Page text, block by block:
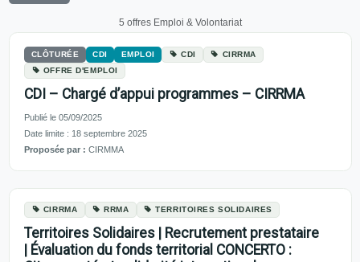
5 offres Emploi & Volontariat
CLÔTURÉE CDI EMPLOI CDI
CIRRMA
OFFRE D'EMPLOI
CDI – Chargé d’appui programmes – CIRRMA
Publié le 05/09/2025
Date limite : 18 septembre 2025
Proposée par : CIRMMA
CIRRMA RRMA TERRITOIRES SOLIDAIRES
Territoires Solidaires | Recrutement prestataire
| Évaluation du fonds territorial CONCERTO :